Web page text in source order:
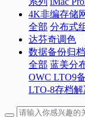
4K非编存储
全部 分布式
达芬奇调色
数据备份归档
全部 蓝美分
OWC LTO9
LTO-8存档